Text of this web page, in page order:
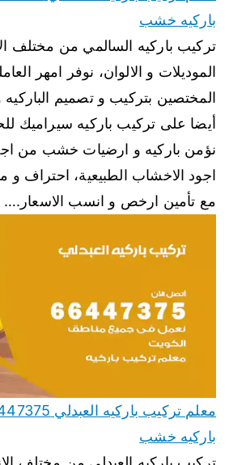
باركيه خشب
تركيب باركيه السالمي من مختلف
الموديلات و الالوان، نوفر امهر
المختصين بتركيب و تصميم الباركيه
أيضا على تركيب باركيه سيراميك
نؤمن باركيه و ارضيات خشب من
اجود الاخشاب الطبيعية، احتراف و
مع تأمين ارخص و انسب الاسعار.…
باركيه خشب